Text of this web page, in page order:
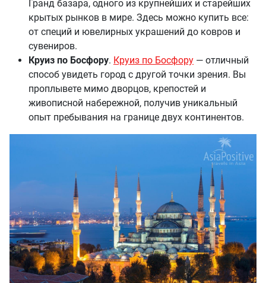
Гранд базара, одного из крупнейших и старейших
крытых рынков в мире. Здесь можно купить все:
от специй и ювелирных украшений до ковров и
сувениров.
Круиз по Босфору. Круиз по Босфору — отличный
способ увидеть город с другой точки зрения. Вы
проплывете мимо дворцов, крепостей и
живописной набережной, получив уникальный
опыт пребывания на границе двух континентов.